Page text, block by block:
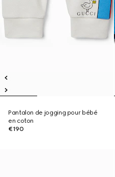
Pantalon de jogging pour bébé
en coton
€190